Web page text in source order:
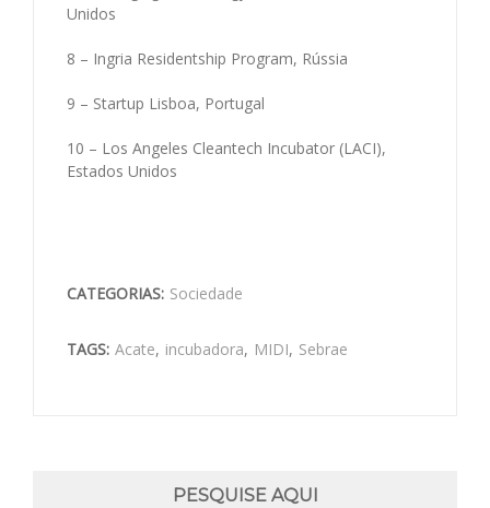
Unidos
8 – Ingria Residentship Program, Rússia
9 – Startup Lisboa, Portugal
10 – Los Angeles Cleantech Incubator (LACI),
Estados Unidos
CATEGORIAS: Sociedade
TAGS: Acate, incubadora, MIDI, Sebrae
PESQUISE AQUI